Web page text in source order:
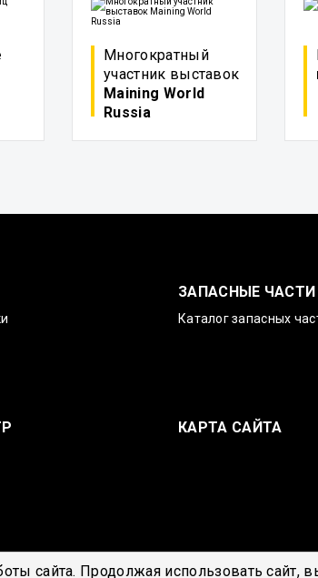
сайта. Продолжая использовать сайт,
Многократный
участник выставок
Maining World
Russia
ЗАПАСНЫЕ ЧАСТИ
Каталог запасных
КАРТА САЙТА